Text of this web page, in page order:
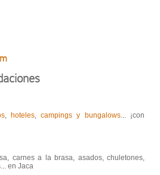
, hoteles,campings y bungalows... ¡con
carnes a la brasa, asados, chuletones,
en Jaca